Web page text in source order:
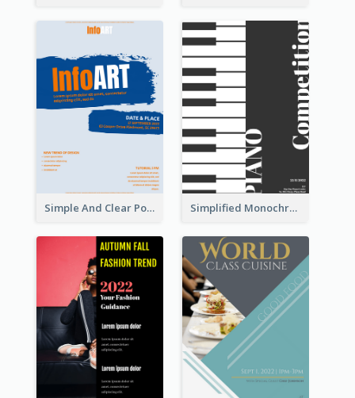
Simple And Clear Poster Design For InfoART Simplified Monochrome Music Instruments Competition